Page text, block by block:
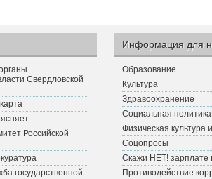
Свердловской
Российской
государственной
Информация для
Образование
Культура
Здравоохранение
Социальная политика
Физическая культура
Соцопросы
Скажи НЕТ! зарплате
Противодействие